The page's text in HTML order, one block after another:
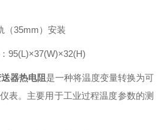
（35mm）安装
95(L)×37(W)×32(H)
器热电阻 是一种将温度变量转换为可
表。主要用于工业过程温度参数的测